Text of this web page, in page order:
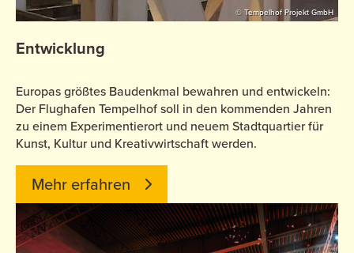
© Tempelhof Projekt GmbH
Entwicklung
Europas größtes Baudenkmal bewahren und entwickeln:
Der Flughafen Tempelhof soll in den kommenden Jahren
zu einem Experimentierort und neuem Stadtquartier für
Kunst, Kultur und Kreativwirtschaft werden.
Mehr erfahren